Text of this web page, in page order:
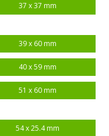
37 x 37 mm
39 x 60 mm
40 x 59 mm
51 x 60 mm
54 x 25.4 mm